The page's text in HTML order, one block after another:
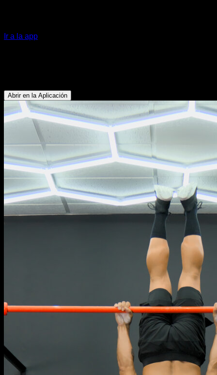
Ir a la app
Abrir en la Aplicación